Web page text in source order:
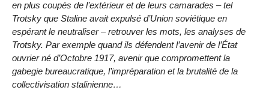
en plus coupés de l’extérieur et de leurs camarades – tel
Trotsky que Staline avait expulsé d’Union soviétique en
espérant le neutraliser – retrouver les mots, les analyses de
Trotsky. Par exemple quand ils défendent l’avenir de l’État
ouvrier né d’Octobre 1917, avenir que compromettent la
gabegie bureaucratique, l’impréparation et la brutalité de la
collectivisation stalinienne…